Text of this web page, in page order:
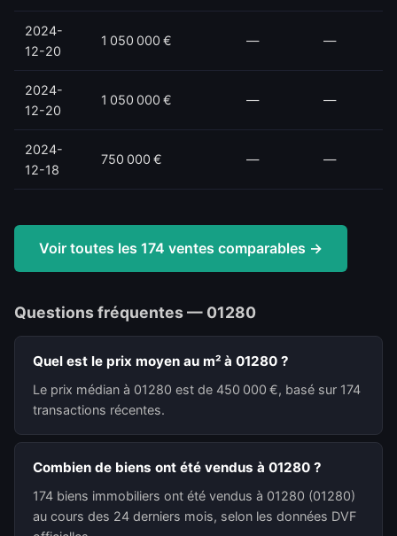
2024-
12-20
1 050 000 € — —
2024-
12-20
1 050 000 € — —
2024-
12-18
750 000 € — —
Voir toutes les 174 ventes comparables →
Questions fréquentes — 01280
Quel est le prix moyen au m² à 01280 ?
Le prix médian à 01280 est de 450 000 €, basé sur 174
transactions récentes.
Combien de biens ont été vendus à 01280 ?
174 biens immobiliers ont été vendus à 01280 (01280)
au cours des 24 derniers mois, selon les données DVF